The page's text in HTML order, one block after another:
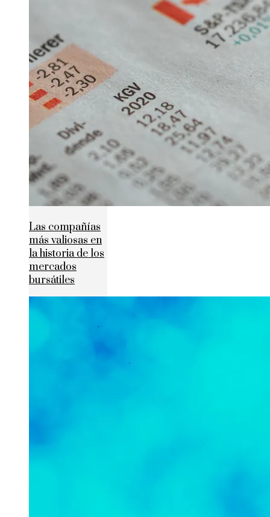
Las compañías
más valiosas en
la historia de los
mercados
bursátiles